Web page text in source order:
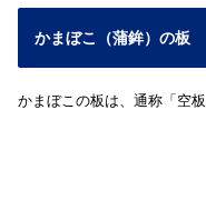
かまぼこ（蒲鉾）の板
かまぼこの板は、通称「空板